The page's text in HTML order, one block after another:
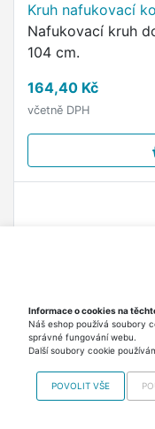
Kruh nafukovací
Nafukovací kruh
104 cm.
164,40 Kč
včetně DPH
Informace o cookies na
Náš eshop používá soubory
správné fungování webu.
Další soubory cookie
POVOLIT VŠE